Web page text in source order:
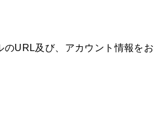
のURL及び、アカウント情報をお